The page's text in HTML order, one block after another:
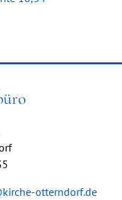
otterndorf.de